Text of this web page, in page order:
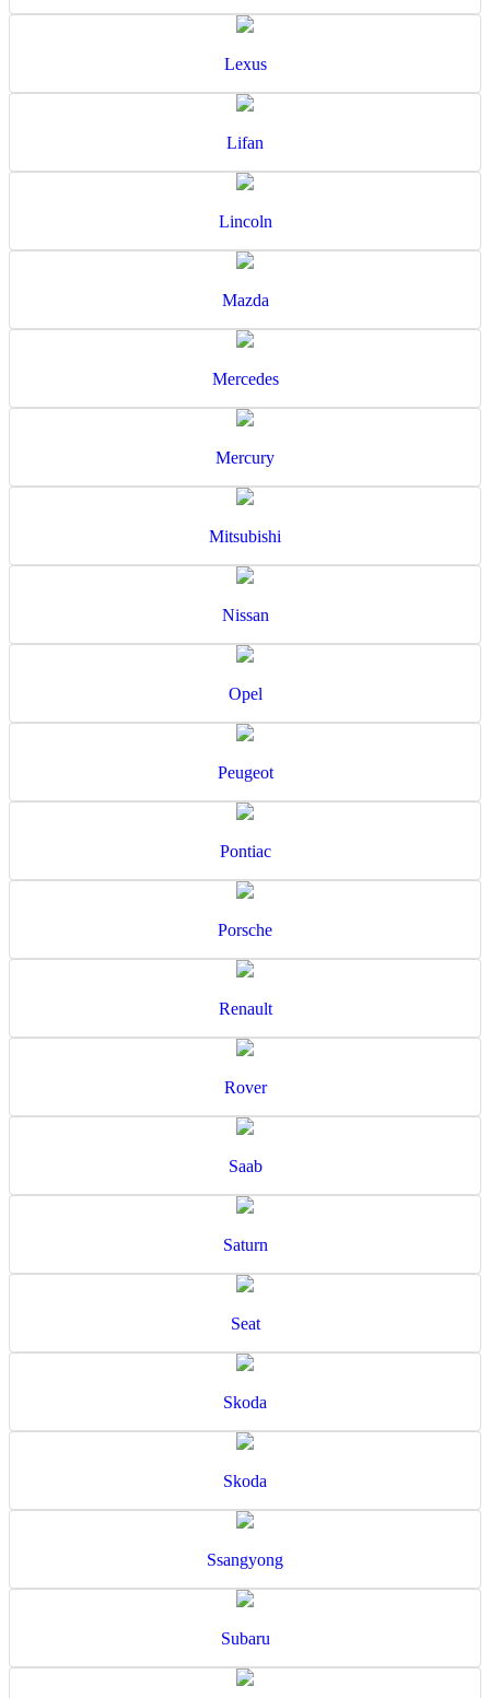
Lexus
Lifan
Lincoln
Mazda
Mercedes
Mercury
Mitsubishi
Nissan
Opel
Peugeot
Pontiac
Porsche
Renault
Rover
Saab
Saturn
Seat
Skoda
Skoda
Ssangyong
Subaru